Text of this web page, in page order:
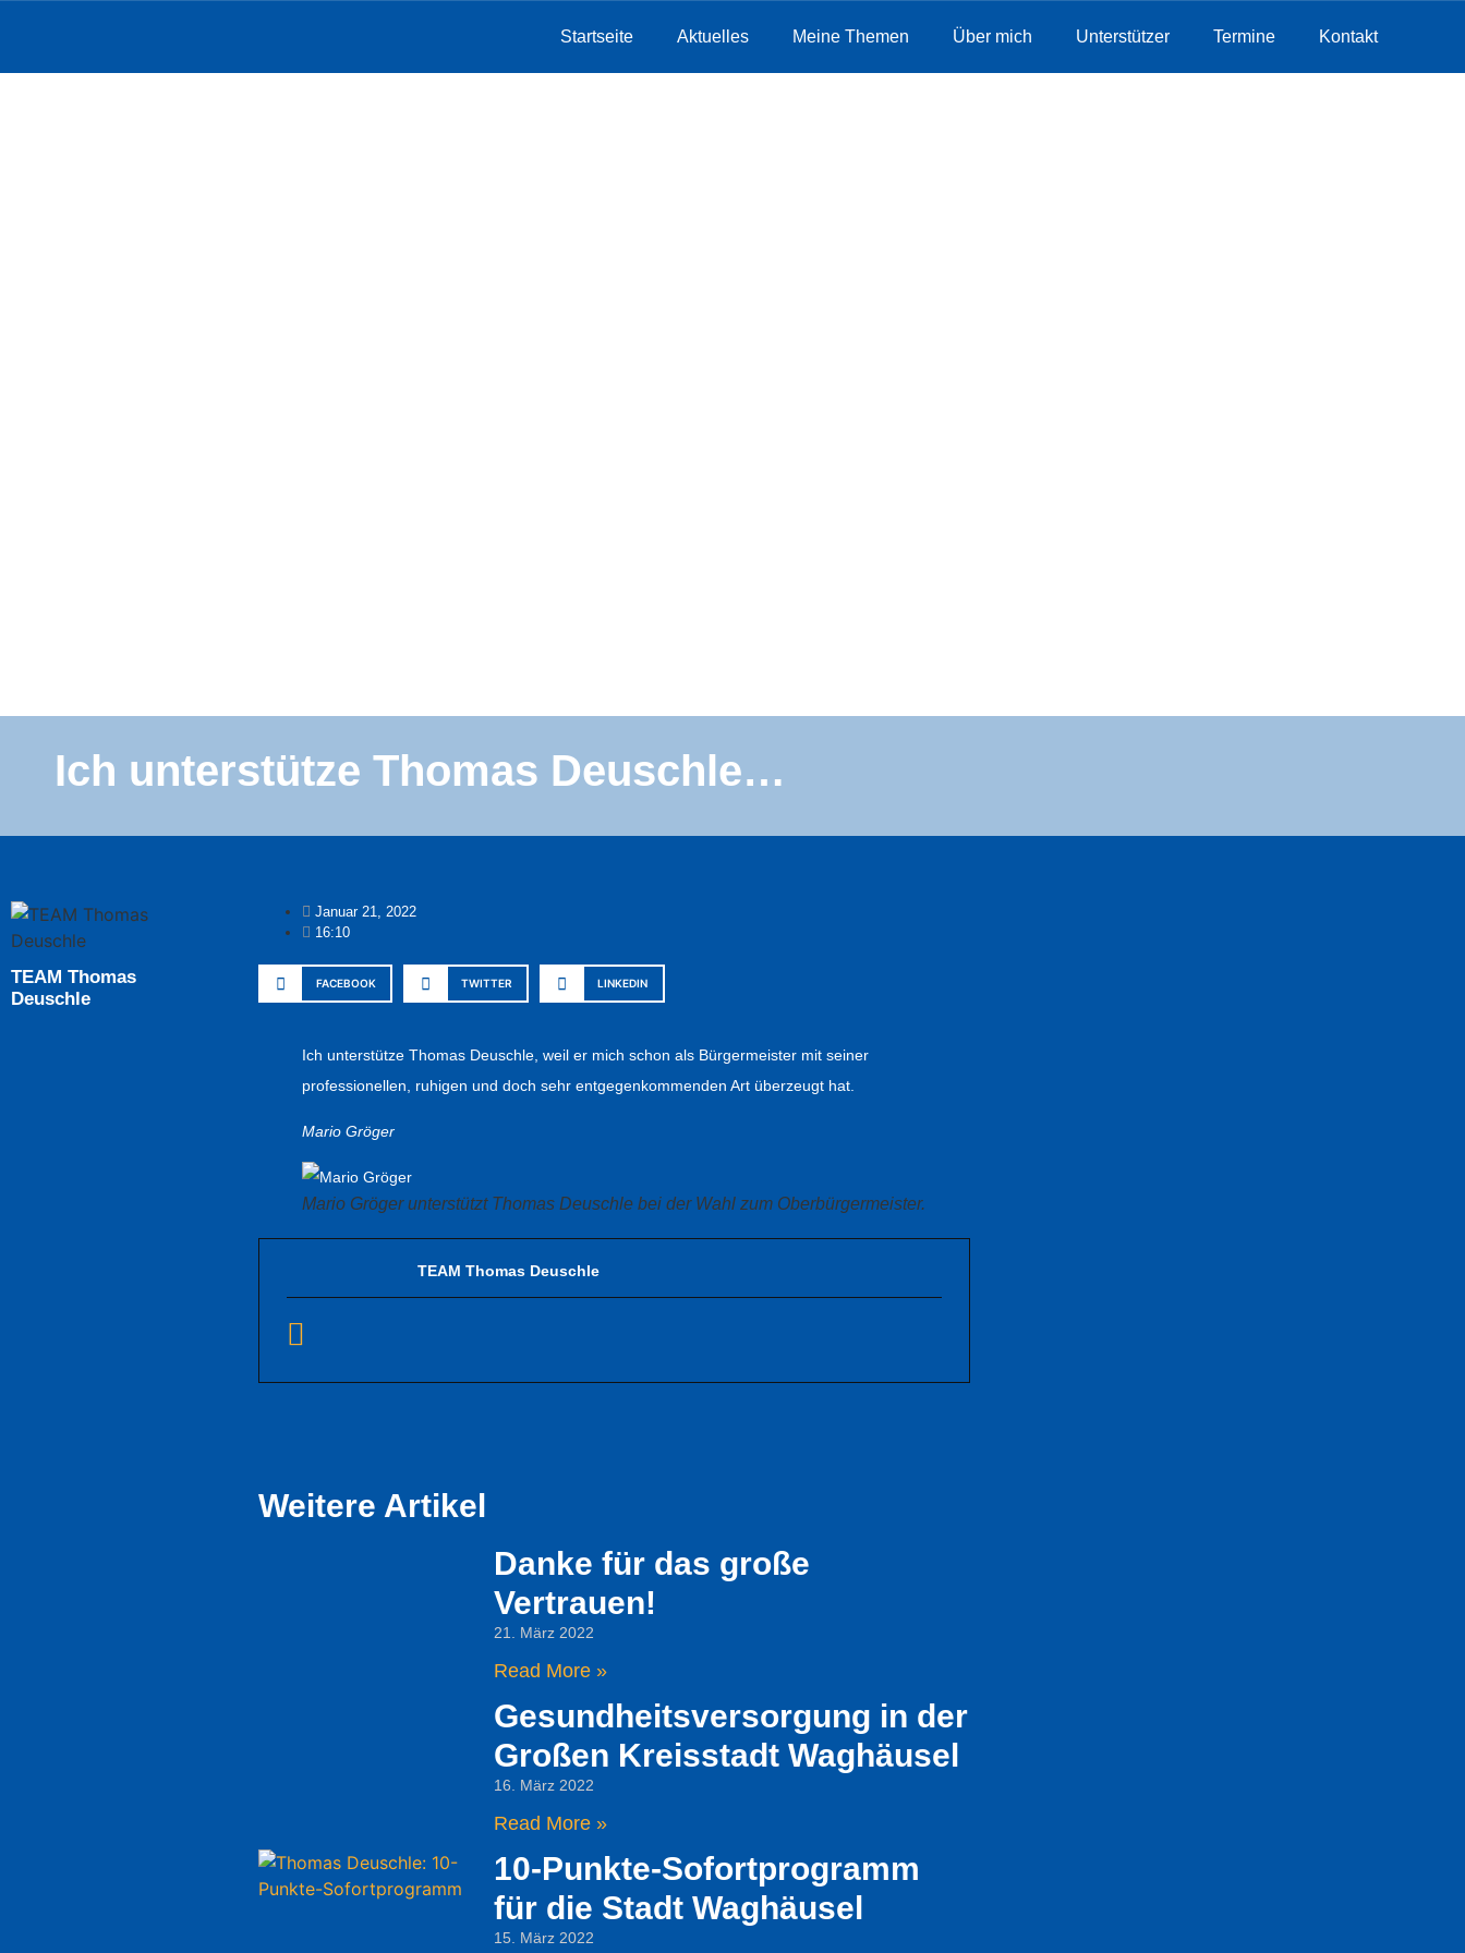
Startseite Aktuelles Meine Themen Über mich Unterstützer Termine Kontakt
Ich unterstütze Thomas Deuschle…
TEAM Thomas
Deuschle
Januar 21, 2022
16:10
FACEBOOK TWITTER LINKEDIN
Ich unterstütze Thomas Deuschle, weil er mich schon als Bürgermeister mit seiner
professionellen, ruhigen und doch sehr entgegenkommenden Art überzeugt hat.
Mario Gröger
Mario Gröger unterstützt Thomas Deuschle bei der Wahl zum Oberbürgermeister.
TEAM Thomas Deuschle
Weitere Artikel
Danke für das große
Vertrauen!
21. März 2022
Read More »
Gesundheitsversorgung in der
Großen Kreisstadt Waghäusel
16. März 2022
Read More »
10-Punkte-Sofortprogramm
für die Stadt Waghäusel
15. März 2022